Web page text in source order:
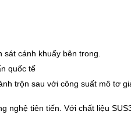
cánh khuấy bên trong.
quốc tế
trộn sau với công suất mô tơ
nghệ tiên tiến. Với chất liệu